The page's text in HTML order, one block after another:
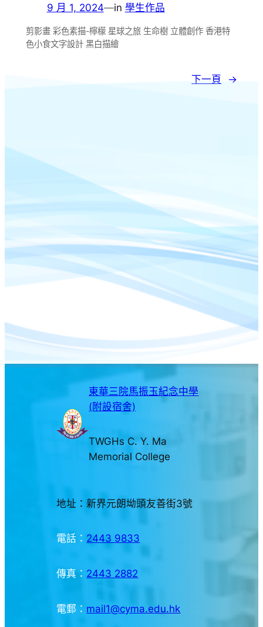
9 月 1, 2024—in 學生作品
剪影畫 彩色素描-檸檬 星球之旅 生命樹 立體創作 香港特
色小食文字設計 黑白描繪
下一頁 →
東華三院馬振玉紀念中學
(附設宿舍)
TWGHs C. Y. Ma
Memorial College
地址：新界元朗坳頭友善街3號
電話： 2443 9833
傳真： 2443 2882
電郵： mail1@cyma.edu.hk